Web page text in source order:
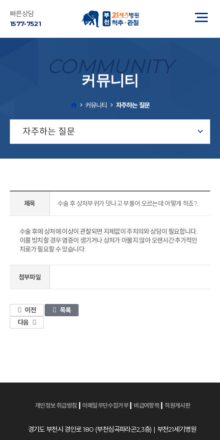
빠른상담
1577-7521
COMMUNITY
커뮤니티
커뮤니티 자주하는 질문
자주하는 질문
제목 수술 후 상처부위가 덧나고 부풀어 오르는데 어떻게 하죠?..
수술 후에 상처에 이상이 관찰되면 지체없이 주치의와 상담이 필요합니다.
이를 방치할 경우 염증이 생기거나 상처가 아물지 않아 오랜시간 추가적인
치료가 필요할 수 있습니다.
첨부파일
이전
목록
다음
개인정보 취급방침 | 이메일무단수집거부| 비급여항목| 직원게시판
경기도 부천시 경인로 180 (부천심곡파라곤2,3층) | 부천21세기병원